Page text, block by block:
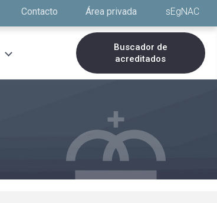
Contacto Área privada sEgNAC
Buscador de
acreditados